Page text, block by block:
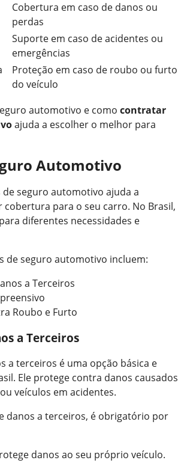
Cobertura em caso de danos ou
perdas
Suporte em caso de acidentes ou
emergências
Proteção em caso de roubo ou furto
do veículo
automotivo e como contratar
ajuda a escolher o melhor para
Automotivo
seguro automotivo ajuda a
cobertura para o seu carro. No Brasil,
diferentes necessidades e
de seguro automotivo incluem:
a Terceiros
Roubo e Furto
a Terceiros
a terceiros é uma opção básica e
Ele protege contra danos causados
veículos em acidentes.
danos a terceiros, é obrigatório por
danos ao seu próprio veículo.